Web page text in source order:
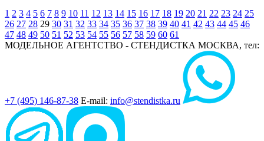
1 2 3 4 5 6 7 8 9 10 11 12 13 14 15 16 17 18 19 20 21 22 23 24 25
26 27 28 29 30 31 32 33 34 35 36 37 38 39 40 41 42 43 44 45 46
47 48 49 50 51 52 53 54 55 56 57 58 59 60 61
МОДЕЛЬНОЕ АГЕНТСТВО - СТЕНДИСТКА МОСКВА, тел:
+7 (495) 146-87-38 E-mail: info@stendistka.ru